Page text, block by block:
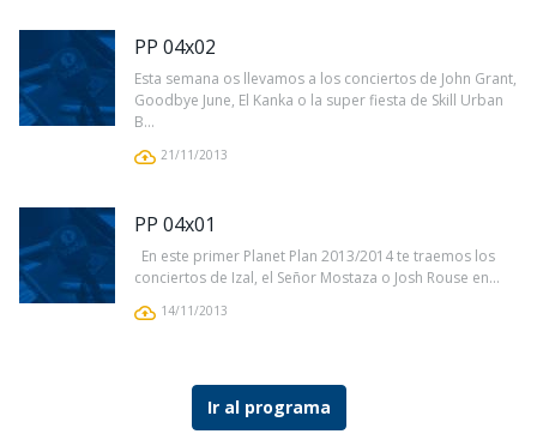
PP 04x02
Esta semana os llevamos a los conciertos de John Grant,
Goodbye June, El Kanka o la super fiesta de Skill Urban
B...
21/11/2013
PP 04x01
En este primer Planet Plan 2013/2014 te traemos los
conciertos de Izal, el Señor Mostaza o Josh Rouse en...
14/11/2013
Ir al programa